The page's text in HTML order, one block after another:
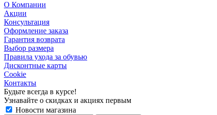
О Компании
Акции
Консультация
Оформление заказа
Гарантия возврата
Выбор размера
Правила ухода за обувью
Дисконтные карты
Cookie
Контакты
Будьте всегда в курсе!
Узнавайте о скидках и акциях первым
Новости магазина